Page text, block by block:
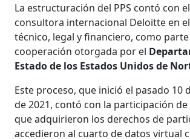
La estructuración del PPS contó con
consultora internacional Deloitte en
técnico, legal y financiero, como
cooperación otorgada por el
Estado de los Estados Unidos de
Este proceso, que inició el pasado 10
de 2021, contó con la participación de
que adquirieron los derechos de
accedieron al cuarto de datos virtual